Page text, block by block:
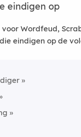
eindigen op
Wordfeud,
eindigen op de